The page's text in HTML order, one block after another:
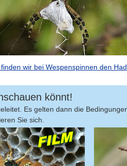
wir bei Wespenspinnen den
Es gelten dann die
Sie sich.
könnt!